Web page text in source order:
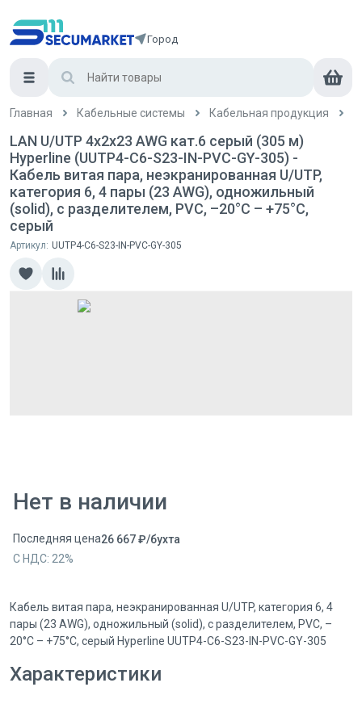
Город
Главная Кабельные системы Кабельная продукция
LAN U/UTP 4x2x23 AWG кат.6 серый (305 м)
Hyperline (UUTP4-C6-S23-IN-PVC-GY-305) -
Кабель витая пара, неэкранированная U/UTP,
категория 6, 4 пары (23 AWG), одножильный
(solid), с разделителем, PVC, –20°C – +75°C,
серый
Артикул: UUTP4-C6-S23-IN-PVC-GY-305
Нет в наличии
Последняя цена26 667₽/бухта
С НДС: 22%
Кабель витая пара, неэкранированная U/UTP, категория 6, 4
пары (23 AWG), одножильный (solid), с разделителем, PVC, –
20°C – +75°C, серый Hyperline UUTP4-C6-S23-IN-PVC-GY-305
Характеристики